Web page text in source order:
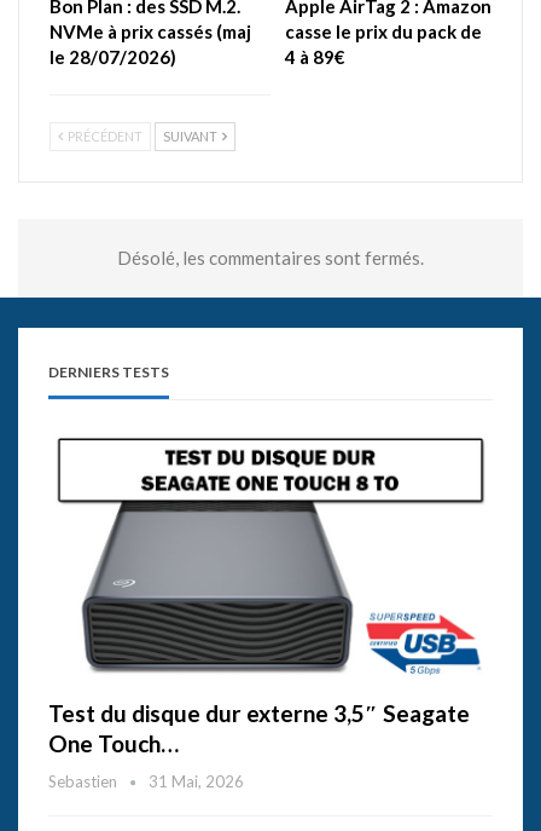
Bon Plan : des SSD M.2.
NVMe à prix cassés (maj
le 28/07/2026)
Apple AirTag 2 : Amazon
casse le prix du pack de
4 à 89€
PRÉCÉDENT SUIVANT
Désolé, les commentaires sont fermés.
DERNIERS TESTS
Test du disque dur externe 3,5″ Seagate
One Touch…
Sebastien 31 Mai, 2026